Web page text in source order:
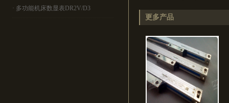
· 多功能机床数显表DR2V/D3
更多产品